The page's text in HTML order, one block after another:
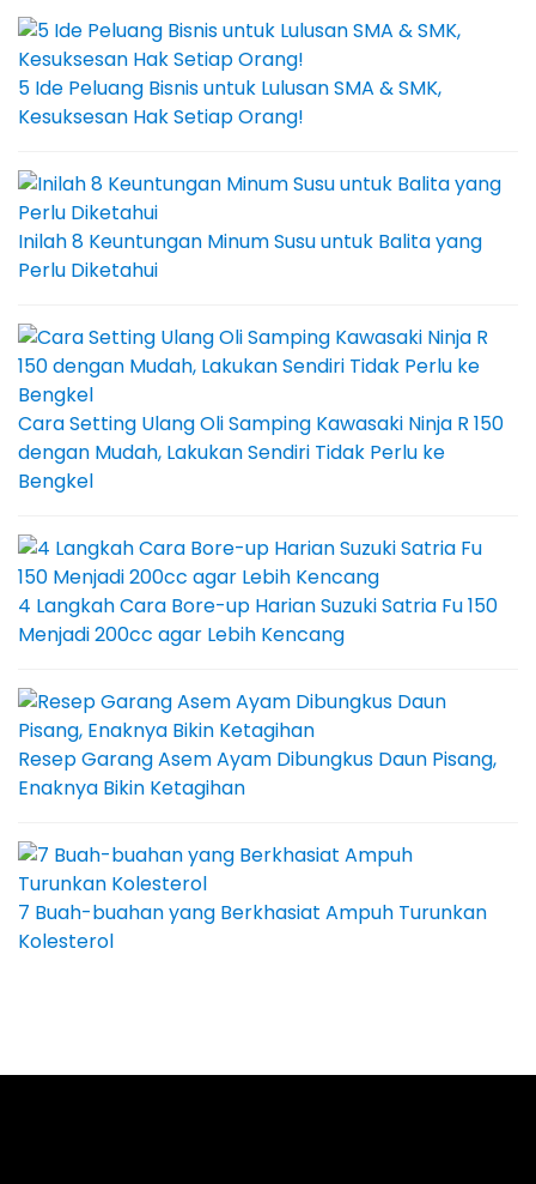
5 Ide Peluang Bisnis untuk Lulusan SMA & SMK,
Kesuksesan Hak Setiap Orang!
Inilah 8 Keuntungan Minum Susu untuk Balita yang
Perlu Diketahui
Cara Setting Ulang Oli Samping Kawasaki Ninja R 150
dengan Mudah, Lakukan Sendiri Tidak Perlu ke
Bengkel
4 Langkah Cara Bore-up Harian Suzuki Satria Fu 150
Menjadi 200cc agar Lebih Kencang
Resep Garang Asem Ayam Dibungkus Daun Pisang,
Enaknya Bikin Ketagihan
7 Buah-buahan yang Berkhasiat Ampuh Turunkan
Kolesterol